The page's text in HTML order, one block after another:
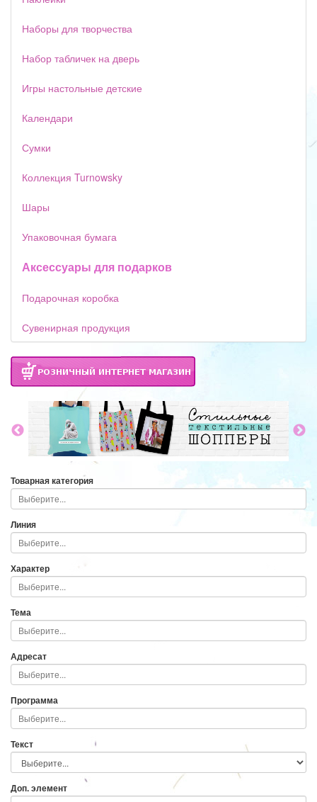
Наборы для творчества
Набор табличек на дверь
Игры настольные детские
Календари
Сумки
Коллекция Turnowsky
Шары
Упаковочная бумага
Аксессуары для подарков
Подарочная коробка
Сувенирная продукция
Товарная категория
Линия
Характер
Тема
Адресат
Программа
Текст
Доп. элемент